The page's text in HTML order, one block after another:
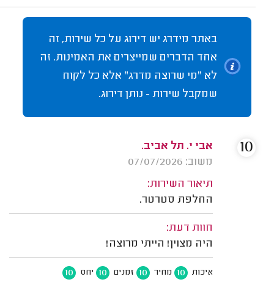
באתר מידרג יש דירוג על כל שירות, זה
אחד הדברים שמייצרים את האמינות. זה
לא "מי שרוצה מדרג" אלא כל לקוח
שמקבל שירות - נותן דירוג.
אבי י. תל אביב.
משוב: 07/07/2026
תיאור השירות:
החלפת סטרטר.
חוות דעת:
היה מצוין! הייתי מרוצה!
איכות 10 מחיר 10 זמנים 10 יחס 10
10